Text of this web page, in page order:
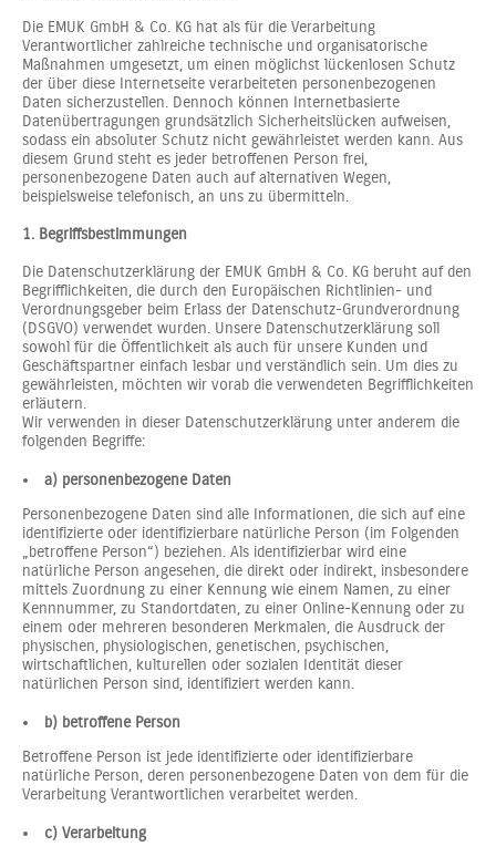
Die EMUK GmbH & Co. KG hat als für die Verarbeitung
Verantwortlicher zahlreiche technische und organisatorische
Maßnahmen umgesetzt, um einen möglichst lückenlosen Schutz
der über diese Internetseite verarbeiteten personenbezogenen
Daten sicherzustellen. Dennoch können Internetbasierte
Datenübertragungen grundsätzlich Sicherheitslücken aufweisen,
sodass ein absoluter Schutz nicht gewährleistet werden kann. Aus
diesem Grund steht es jeder betroffenen Person frei,
personenbezogene Daten auch auf alternativen Wegen,
beispielsweise telefonisch, an uns zu übermitteln.
1. Begriffsbestimmungen
Die Datenschutzerklärung der EMUK GmbH & Co. KG beruht auf den
Begrifflichkeiten, die durch den Europäischen Richtlinien- und
Verordnungsgeber beim Erlass der Datenschutz-Grundverordnung
(DSGVO) verwendet wurden. Unsere Datenschutzerklärung soll
sowohl für die Öffentlichkeit als auch für unsere Kunden und
Geschäftspartner einfach lesbar und verständlich sein. Um dies zu
gewährleisten, möchten wir vorab die verwendeten Begrifflichkeiten
erläutern.
Wir verwenden in dieser Datenschutzerklärung unter anderem die
folgenden Begriffe:
a) personenbezogene Daten
Personenbezogene Daten sind alle Informationen, die sich auf eine
identifizierte oder identifizierbare natürliche Person (im Folgenden
„betroffene Person“) beziehen. Als identifizierbar wird eine
natürliche Person angesehen, die direkt oder indirekt, insbesondere
mittels Zuordnung zu einer Kennung wie einem Namen, zu einer
Kennnummer, zu Standortdaten, zu einer Online-Kennung oder zu
einem oder mehreren besonderen Merkmalen, die Ausdruck der
physischen, physiologischen, genetischen, psychischen,
wirtschaftlichen, kulturellen oder sozialen Identität dieser
natürlichen Person sind, identifiziert werden kann.
b) betroffene Person
Betroffene Person ist jede identifizierte oder identifizierbare
natürliche Person, deren personenbezogene Daten von dem für die
Verarbeitung Verantwortlichen verarbeitet werden.
c) Verarbeitung